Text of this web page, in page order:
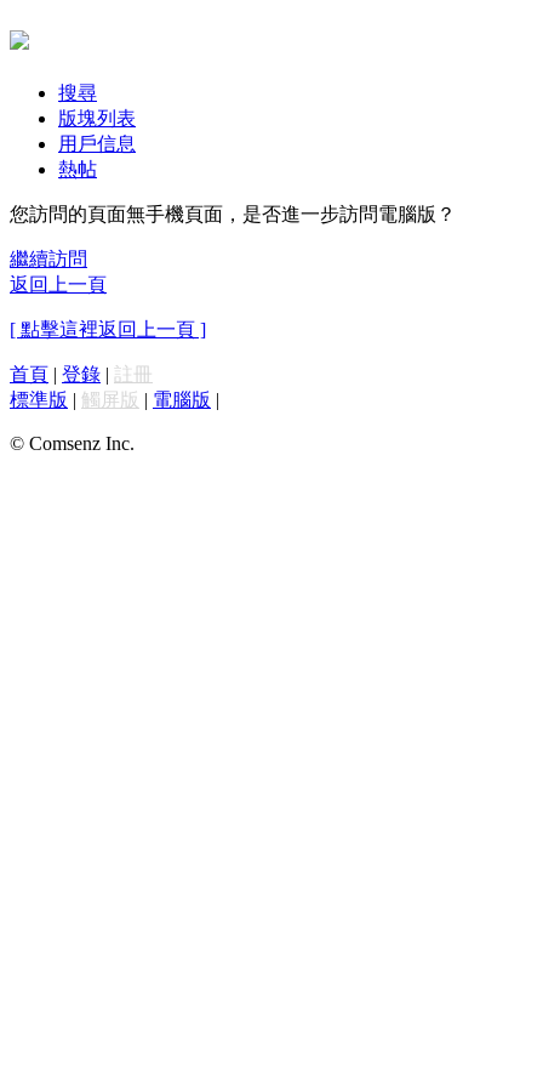
搜尋
版塊列表
用戶信息
熱帖
您訪問的頁面無手機頁面，是否進一步訪問電腦版？
繼續訪問
返回上一頁
[ 點擊這裡返回上一頁 ]
首頁 | 登錄 | 註冊
標準版 | 觸屏版 | 電腦版 |
© Comsenz Inc.